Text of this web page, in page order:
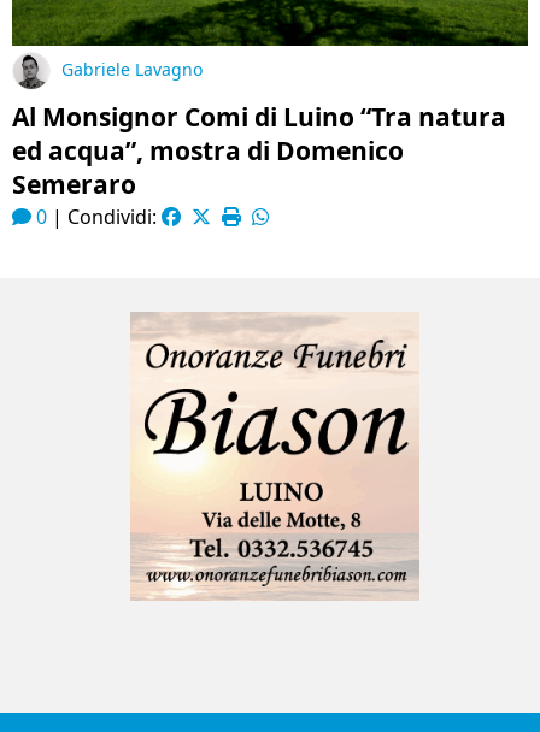
Gabriele Lavagno
Al Monsignor Comi di Luino “Tra natura
ed acqua”, mostra di Domenico
Semeraro
0 | Condividi: